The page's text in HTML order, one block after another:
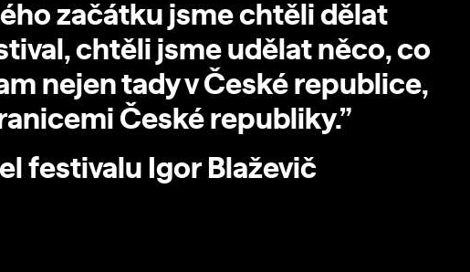
začátku jsme chtěli dělat
chtěli jsme udělat něco, co
nejen tady v České republice,
České republiky.”
festivalu Igor Blaževič